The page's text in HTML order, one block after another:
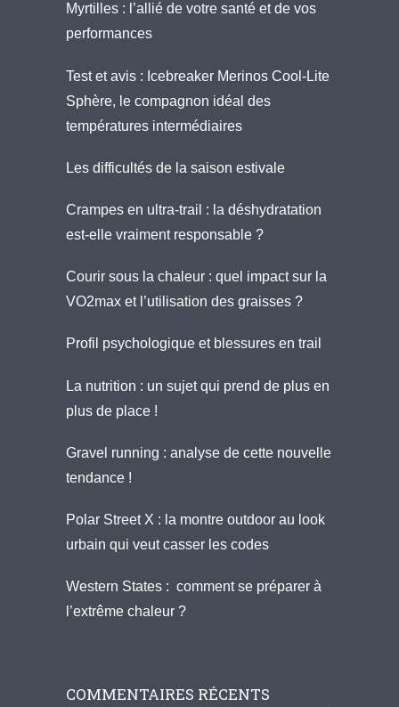
Myrtilles : l’allié de votre santé et de vos
performances
Test et avis : Icebreaker Merinos Cool-Lite
Sphère, le compagnon idéal des
températures intermédiaires
Les difficultés de la saison estivale
Crampes en ultra-trail : la déshydratation
est-elle vraiment responsable ?
Courir sous la chaleur : quel impact sur la
VO2max et l’utilisation des graisses ?
Profil psychologique et blessures en trail
La nutrition : un sujet qui prend de plus en
plus de place !
Gravel running : analyse de cette nouvelle
tendance !
Polar Street X : la montre outdoor au look
urbain qui veut casser les codes
Western States : comment se préparer à
l’extrême chaleur ?
COMMENTAIRES RÉCENTS